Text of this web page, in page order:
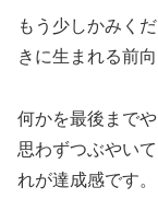
もう少しかみく
きに生まれる前
何かを最後まで
思わずつぶやい
れが達成感です。